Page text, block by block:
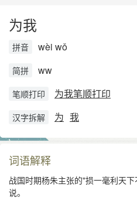
为我
拼音 wèi wǒ
简拼 ww
笔顺打印 为我笔顺打印
汉字拆解 为 我
词语解释
战国时期杨朱主张的"损一毫利天
说。